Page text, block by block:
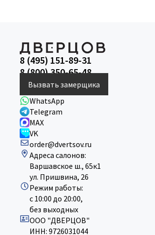
8 (495) 151-89-31
8 (800) 350-65-48
Вызвать замерщика
WhatsApp
Telegram
MAX
VK
order@dvertsov.ru
Адреса салонов:
Варшавское ш., 65к1
ул. Пришвина, 26
Режим работы:
с 10:00 до 20:00,
без выходных
ООО "ДВЕРЦОВ"
ИНН: 9726031044